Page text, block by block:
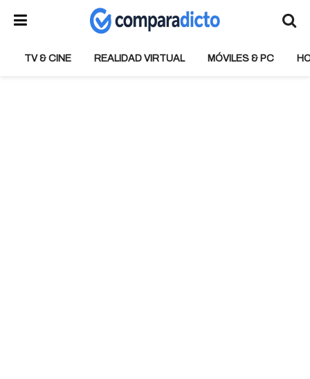
TV & CINE REALIDAD VIRTUAL MÓVILES & PC